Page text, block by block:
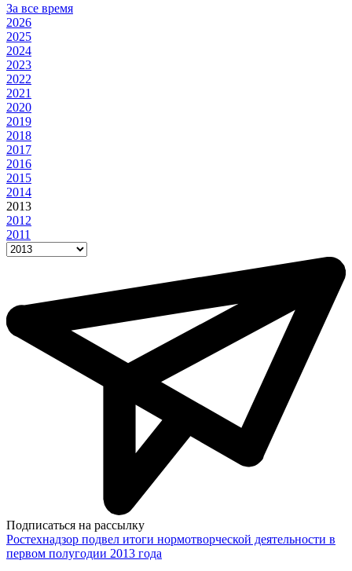
За все время
2026
2025
2024
2023
2022
2021
2020
2019
2018
2017
2016
2015
2014
2013
2012
2011
Подписаться на рассылку
Ростехнадзор подвел итоги нормотворческой деятельности в
первом полугодии 2013 года